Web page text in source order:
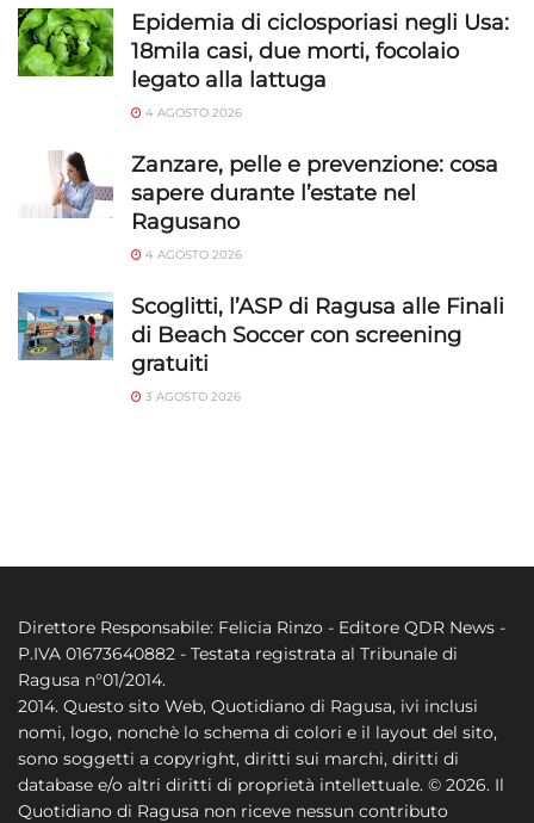
Epidemia di ciclosporiasi negli Usa:
18mila casi, due morti, focolaio
legato alla lattuga
4 AGOSTO 2026
Zanzare, pelle e prevenzione: cosa
sapere durante l’estate nel
Ragusano
4 AGOSTO 2026
Scoglitti, l’ASP di Ragusa alle Finali
di Beach Soccer con screening
gratuiti
3 AGOSTO 2026
Direttore Responsabile: Felicia Rinzo - Editore QDR News -
P.IVA 01673640882 - Testata registrata al Tribunale di
Ragusa n°01/2014.
2014. Questo sito Web, Quotidiano di Ragusa, ivi inclusi
nomi, logo, nonchè lo schema di colori e il layout del sito,
sono soggetti a copyright, diritti sui marchi, diritti di
database e/o altri diritti di proprietà intellettuale. © 2026. Il
Quotidiano di Ragusa non riceve nessun contributo